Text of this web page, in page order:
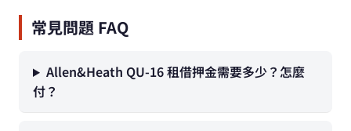
常見問題 FAQ
Allen&Heath QU-16 租借押金需要多少？怎麼
付？